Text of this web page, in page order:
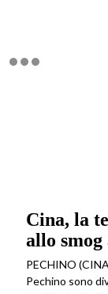
Cina, la
allo smog
PECHINO
Pechino sono